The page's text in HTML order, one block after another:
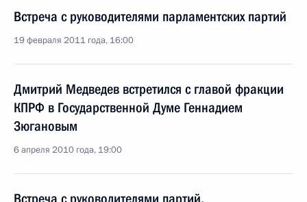
Встреча с руководителями парламентских партий
19 февраля 2011 года, 16:00
Дмитрий Медведев встретился с главой фракции
КПРФ в Государственной Думе Геннадием
Зюгановым
6 апреля 2010 года, 19:00
Встреча с руководителями партий,